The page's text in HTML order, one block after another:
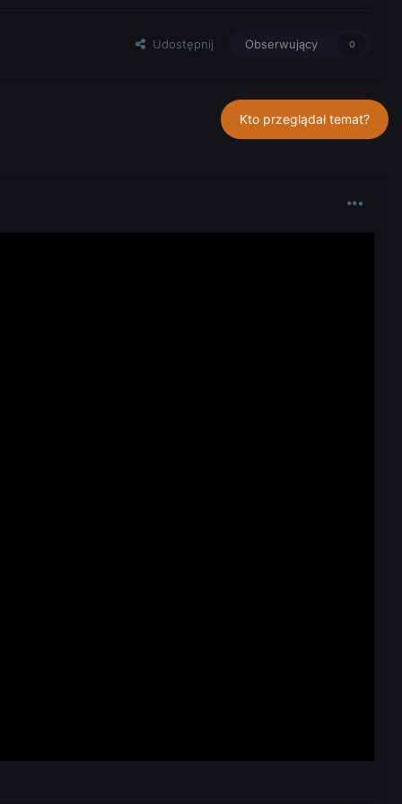
Udostępnij Obserwujący 0
Kto przeglądał temat?